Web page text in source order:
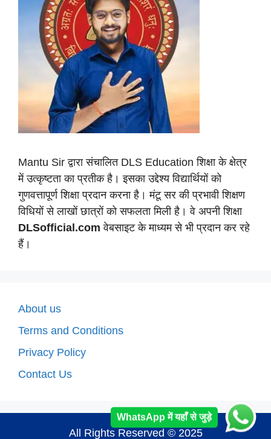
Mantu Sir द्वारा संचालित DLS Education शिक्षा के क्षेत्र
में उत्कृष्टता का प्रतीक है। इसका उद्देश्य विद्यार्थियों को
गुणवत्तापूर्ण शिक्षा प्रदान करना है। मंटू सर की प्रभावी शिक्षण
विधियों से लाखों छात्रों को सफलता मिली है। वे अपनी शिक्षा
DLSofficial.com वेबसाइट के माध्यम से भी प्रदान कर रहे
हैं।
About us
Terms and Conditions
Privacy Policy
Contact Us
All Rights Reserved © 2025
WhatsApp में यहाँ से जुड़े